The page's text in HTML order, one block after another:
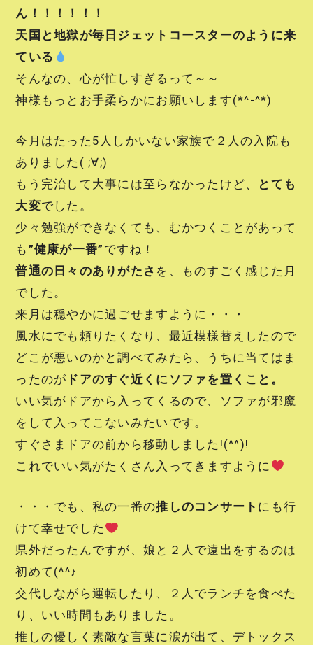
ん！！！！！！
天国と地獄が毎日ジェットコースターのように来
ている
そんなの、心が忙しすぎるって～～
神様もっとお手柔らかにお願いします(*^-^*)
今月はたった5人しかいない家族で２人の入院も
ありました( ;∀;)
もう完治して大事には至らなかったけど、
とても
大変でした。
少々勉強ができなくても、むかつくことがあって
も ”健康が一番” ですね！
普通の日々のありがたさ を、ものすごく感じた月
でした。
来月は穏やかに過ごせますように・・・
風水にでも頼りたくなり、最近模様替えしたので
どこが悪いのかと調べてみたら、うちに当てはま
ったのが ドアのすぐ近くにソファを置くこと。
いい気がドアから入ってくるので、ソファが邪魔
をして入ってこないみたいです。
すぐさまドアの前から移動しました!(^^)!
これでいい気がたくさん入ってきますように
・・・でも、私の一番の推しのコンサート にも行
けて幸せでした
県外だったんですが、娘と２人で遠出をするのは
初めて(^^♪
交代しながら運転したり、２人でランチを食べた
り、いい時間もありました。
推しの優しく素敵な言葉に涙が出て、デトックス